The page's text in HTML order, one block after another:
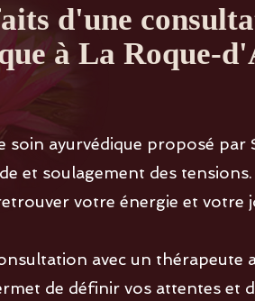
d'une
à La Roque-
soin ayurvédique proposé
et soulagement des
votre énergie et votre
avec un thérapeute
de définir vos attentes et